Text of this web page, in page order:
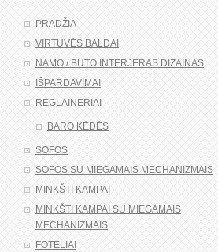
PRADŽIA
VIRTUVĖS BALDAI
NAMO / BUTO INTERJERAS DIZAINAS
IŠPARDAVIMAI
REGLAINERIAI
BARO KĖDĖS
SOFOS
SOFOS SU MIEGAMAIS MECHANIZMAIS
MINKŠTI KAMPAI
MINKŠTI KAMPAI SU MIEGAMAIS
MECHANIZMAIS
FOTELIAI